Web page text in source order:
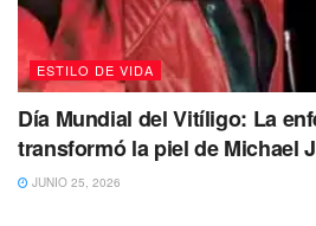
ESTILO DE VIDA
Día Mundial del Vitíligo: La
transformó la piel de Michael
JUNIO 25, 2026